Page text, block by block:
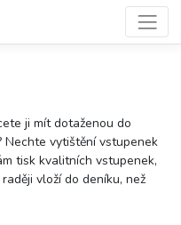
ji mít dotaženou do
Nechte vytištění vstupenek
tisk kvalitních vstupenek,
vloží do deníku, než